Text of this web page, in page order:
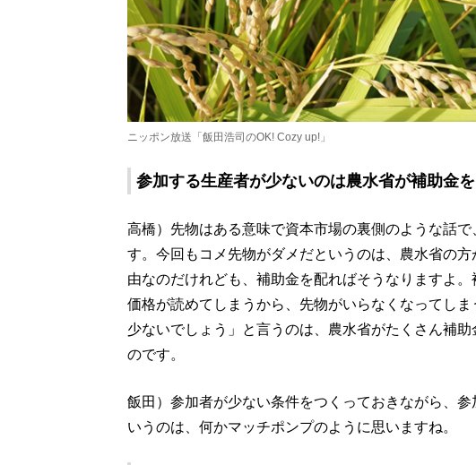
ニッポン放送「飯田浩司のOK! Cozy up!」
参加する生産者が少ないのは農水省が補助金
高橋）先物はある意味で資本市場の裏側のような話
す。今回もコメ先物がダメだというのは、農水省の
由なのだけれども、補助金を配ればそうなりますよ
価格が読めてしまうから、先物がいらなくなってし
少ないでしょう」と言うのは、農水省がたくさん補
のです。
飯田）参加者が少ない条件をつくっておきながら、
いうのは、何かマッチポンプのように思いますね。